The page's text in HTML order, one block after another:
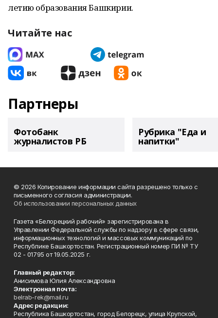
летию образования Башкирии.
Читайте нас
Партнеры
Фотобанк
журналистов РБ
Рубрика "Еда и
напитки"
© 2026 Копирование информации сайта разрешено только с
письменного согласия администрации.
Об использовании персональных данных
Газета «Белорецкий рабочий» зарегистрирована в
Управлении Федеральной службы по надзору в сфере связи,
информационных технологий и массовых коммуникаций по
Республике Башкортостан. Регистрационный номер ПИ № ТУ
02 - 01795 от 19.05.2025 г.
Главный редактор:
Анисимова Юлия Александровна
Электронная почта:
belrab-rek@mail.ru
Адрес редакции:
Республика Башкортостан, город Белорецк, улица Крупской,